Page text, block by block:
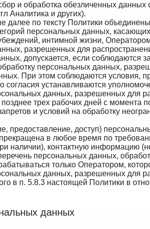
и обработка обезличенных
Аналитика и других).
далее по тексту Политики
персональных данных,
интимной жизни,
разрешенных для
допускается, если соблюдаются
персональных данных,
При этом соблюдаются условия,
согласия устанавливаются
данных, разрешенных для
трех рабочих дней с момента
и условий на обработку
предоставление, доступ)
в любое время по
наличии), контактную информацию
персональных данных,
только Оператором,
данных, разрешенных для
в п. 5.8.3 настоящей Политики в
данных